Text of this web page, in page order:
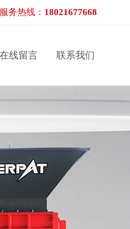
务热线： 18021677668
在线留言 联系我们